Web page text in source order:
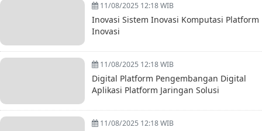
11/08/2025 12:18 WIB
Inovasi Sistem Inovasi Komputasi Platform
Inovasi
11/08/2025 12:18 WIB
Digital Platform Pengembangan Digital
Aplikasi Platform Jaringan Solusi
11/08/2025 12:18 WIB